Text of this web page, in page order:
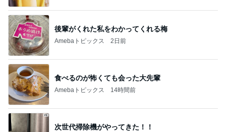
後輩がくれた私をわかってくれる梅
Amebaトピックス 2日前
食べるのが怖くても会った大先輩
Amebaトピックス 14時間前
次世代掃除機がやってきた！！